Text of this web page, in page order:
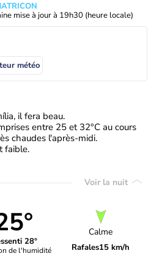
mise à jour à 19h30 (heure locale)
météo
il fera beau.
entre 25 et 32°C au cours
chaudes l'après-midi.
faible.
Voir la nuit
28°
de l'humidité
Calme
Rafales15 km/h